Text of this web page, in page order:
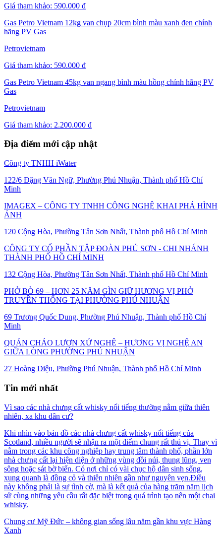
Giá tham khảo: 590.000 đ
Gas Petro Vietnam 12kg van chụp 20cm bình màu xanh đen chính
hãng PV Gas
Petrovietnam
Giá tham khảo: 590.000 đ
Gas Petro Vietnam 45kg van ngang bình màu hồng chính hãng PV
Gas
Petrovietnam
Giá tham khảo: 2.200.000 đ
Địa điểm mới cập nhật
Công ty TNHH iWater
122/6 Đặng Văn Ngữ, Phường Phú Nhuận, Thành phố Hồ Chí
Minh
IMAGEX – CÔNG TY TNHH CÔNG NGHỆ KHAI PHÁ HÌNH
ẢNH
120 Cộng Hòa, Phường Tân Sơn Nhất, Thành phố Hồ Chí Minh
CÔNG TY CỔ PHẦN TẬP ĐOÀN PHÚ SƠN - CHI NHÁNH
THÀNH PHỐ HỒ CHÍ MINH
132 Cộng Hòa, Phường Tân Sơn Nhất, Thành phố Hồ Chí Minh
PHỞ BÒ 69 – HƠN 25 NĂM GÌN GIỮ HƯƠNG VỊ PHỞ
TRUYỀN THỐNG TẠI PHƯỜNG PHÚ NHUẬN
69 Trương Quốc Dung, Phường Phú Nhuận, Thành phố Hồ Chí
Minh
QUÁN CHÁO LƯƠN XỨ NGHỆ – HƯƠNG VỊ NGHỆ AN
GIỮA LÒNG PHƯỜNG PHÚ NHUẬN
27 Hoàng Diệu, Phường Phú Nhuận, Thành phố Hồ Chí Minh
Tin mới nhất
Vì sao các nhà chưng cất whisky nổi tiếng thường nằm giữa thiên
nhiên, xa khu dân cư?
Khi nhìn vào bản đồ các nhà chưng cất whisky nổi tiếng của
Scotland, nhiều người sẽ nhận ra một điểm chung rất thú vị. Thay vì
nằm trong các khu công nghiệp hay trung tâm thành phố, phần lớn
nhà chưng cất lại hiện diện ở những vùng đồi núi, thung lũng, ven
sông hoặc sát bờ biển. Có nơi chỉ có vài chục hộ dân sinh sống,
xung quanh là đồng cỏ và thiên nhiên gần như nguyên vẹn.Điều
này không phải là sự tình cờ, mà là kết quả của hàng trăm năm lịch
sử cùng những yêu cầu rất đặc biệt trong quá trình tạo nên một chai
whisky.
Chung cư Mỹ Đức – không gian sống lâu năm gần khu vực Hàng
Xanh